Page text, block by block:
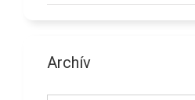
Archív